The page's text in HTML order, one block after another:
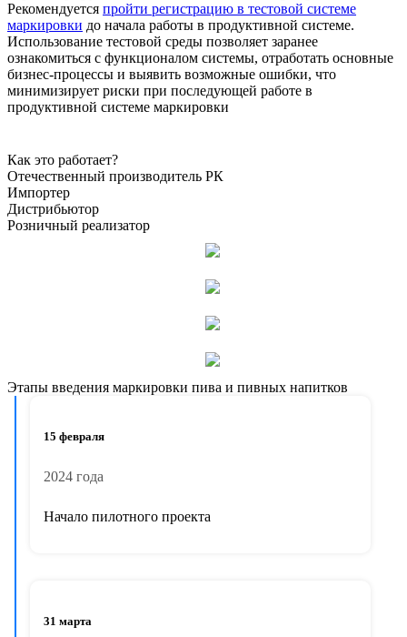
Рекомендуется пройти регистрацию в тестовой системе
маркировки до начала работы в продуктивной системе.
Использование тестовой среды позволяет заранее
ознакомиться с функционалом системы, отработать основные
бизнес-процессы и выявить возможные ошибки, что
минимизирует риски при последующей работе в
продуктивной системе маркировки
Как это работает?
Отечественный производитель РК
Импортер
Дистрибьютор
Розничный реализатор
Этапы введения маркировки пива и пивных напитков
15 февраля
2024 года
Начало пилотного проекта
31 марта